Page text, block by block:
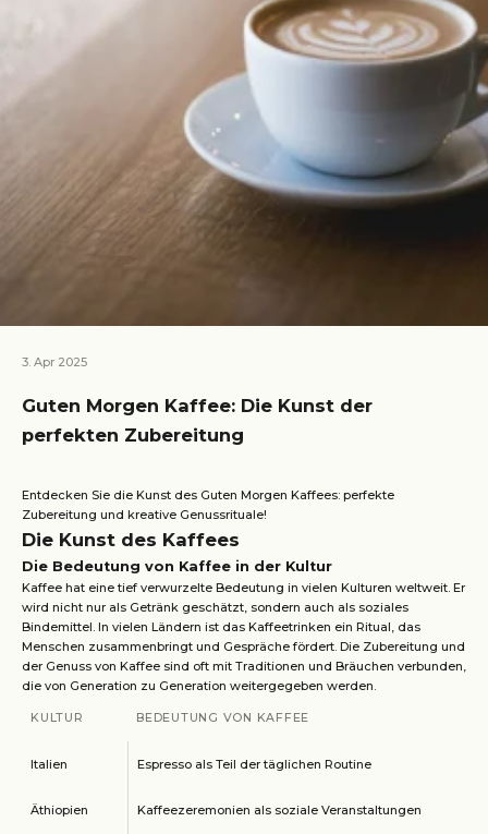
3. Apr 2025
Guten Morgen Kaffee: Die Kunst der
perfekten Zubereitung
Entdecken Sie die Kunst des Guten Morgen Kaffees: perfekte
Zubereitung und kreative Genussrituale!
Die Kunst des Kaffees
Die Bedeutung von Kaffee in der Kultur
Kaffee hat eine tief verwurzelte Bedeutung in vielen Kulturen weltweit. Er
wird nicht nur als Getränk geschätzt, sondern auch als soziales
Bindemittel. In vielen Ländern ist das Kaffeetrinken ein Ritual, das
Menschen zusammenbringt und Gespräche fördert. Die Zubereitung und
der Genuss von Kaffee sind oft mit Traditionen und Bräuchen verbunden,
die von Generation zu Generation weitergegeben werden.
KULTUR BEDEUTUNG VON KAFFEE
Italien Espresso als Teil der täglichen Routine
Äthiopien Kaffeezeremonien als soziale Veranstaltungen